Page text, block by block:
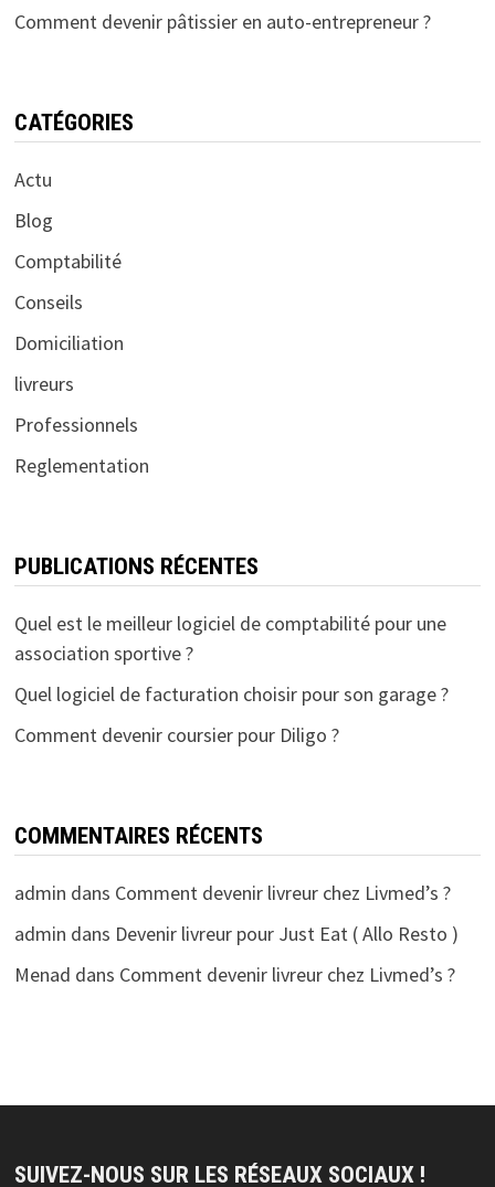
Comment devenir pâtissier en auto-entrepreneur ?
CATÉGORIES
Actu
Blog
Comptabilité
Conseils
Domiciliation
livreurs
Professionnels
Reglementation
PUBLICATIONS RÉCENTES
Quel est le meilleur logiciel de comptabilité pour une
association sportive ?
Quel logiciel de facturation choisir pour son garage ?
Comment devenir coursier pour Diligo ?
COMMENTAIRES RÉCENTS
admin dans Comment devenir livreur chez Livmed’s ?
admin dans Devenir livreur pour Just Eat ( Allo Resto )
Menad dans Comment devenir livreur chez Livmed’s ?
SUIVEZ-NOUS SUR LES RÉSEAUX SOCIAUX !